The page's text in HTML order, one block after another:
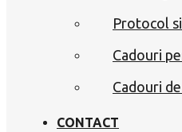
Protocol
Cadouri
Cadouri
CONTACT